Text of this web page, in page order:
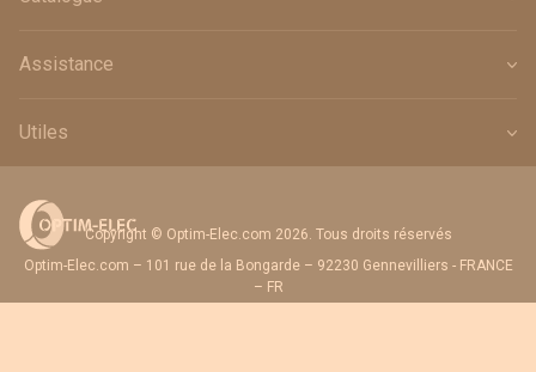
Assistance
Utiles
Copyright © Optim-Elec.com 2026. Tous droits réservés
Optim-Elec.com – 101 rue de la Bongarde – 92230 Gennevilliers - FRANCE
– FR